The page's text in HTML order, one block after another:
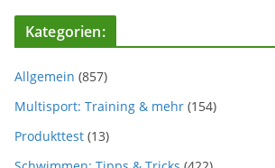
Kategorien:
Allgemein (857)
Multisport: Training & mehr (154)
Produkttest (13)